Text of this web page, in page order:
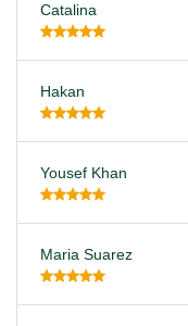
Catalina
Hakan
Yousef Khan
Maria Suarez